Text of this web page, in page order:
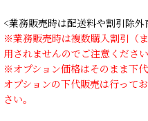
<業務販売時は配送料や割引除
※業務販売時は複数購入割引（
用されませんのでご注意ください
※オプション価格はそのまま下代
オプションの下代販売は行って
さい。